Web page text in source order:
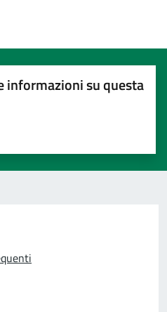
informazioni su questa
su 5
5